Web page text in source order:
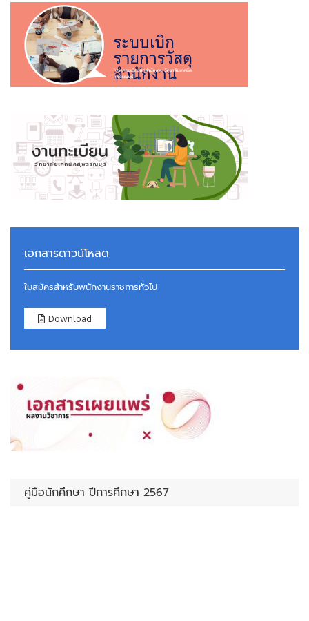
เอกสารดาวน์โหลด
ใบสมัครสำหรับพนักงานราชการทั่วไป
Download
คู่มือนักศึกษา ปีการศึกษา 2567